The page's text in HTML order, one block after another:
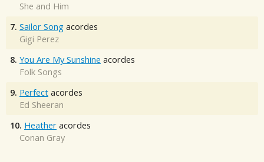
She and Him
7. Sailor Song acordes
Gigi Perez
8. You Are My Sunshine acordes
Folk Songs
9. Perfect acordes
Ed Sheeran
10. Heather acordes
Conan Gray